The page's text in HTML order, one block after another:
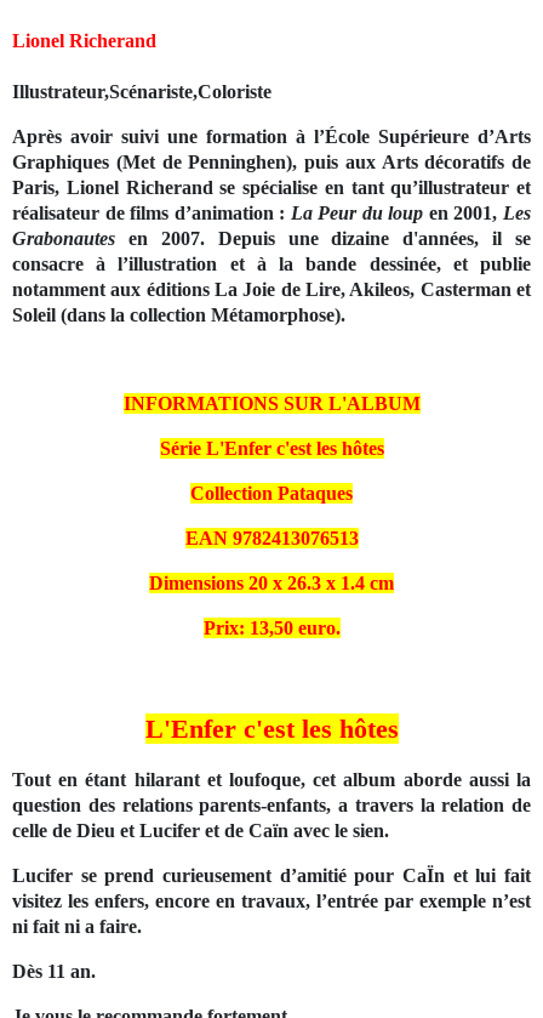
Lionel Richerand
Illustrateur,Scénariste,Coloriste
Après avoir suivi une formation à l’École Supérieure d’Arts
Graphiques (Met de Penninghen), puis aux Arts décoratifs de
Paris, Lionel Richerand se spécialise en tant qu’illustrateur et
réalisateur de films d’animation : La Peur du loup en 2001, Les
Grabonautes en 2007. Depuis une dizaine d'années, il se
consacre à l’illustration et à la bande dessinée, et publie
notamment aux éditions La Joie de Lire, Akileos, Casterman et
Soleil (dans la collection Métamorphose).
INFORMATIONS SUR L'ALBUM
Série L'Enfer c'est les hôtes
Collection Pataques
EAN 9782413076513
Dimensions 20 x 26.3 x 1.4 cm
Prix: 13,50 euro.
L'Enfer c'est les hôtes
Tout en étant hilarant et loufoque, cet album aborde aussi la
question des relations parents-enfants, a travers la relation de
celle de Dieu et Lucifer et de Caïn avec le sien.
Lucifer se prend curieusement d’amitié pour CaÏn et lui fait
visitez les enfers, encore en travaux, l’entrée par exemple n’est
ni fait ni a faire.
Dès 11 an.